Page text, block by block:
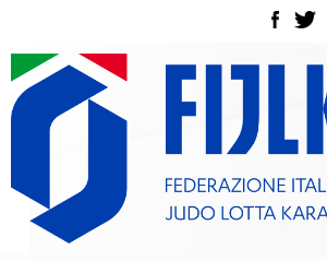
La Federazione
Tesseramento
Contatti
Norme e modulistica Affiliazioni
Classifica Società Sportive con
tesserati